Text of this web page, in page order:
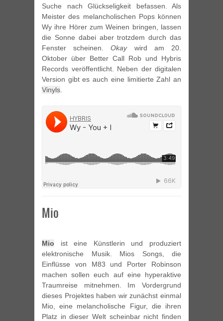
Suche nach Glückseligkeit befassen. Als
Meister des melancholischen Pops können
Wy ihre Hörer zum Weinen bringen, lassen
die Sonne dabei aber trotzdem durch das
Fenster scheinen.Okaywird am 20.
Oktober über Better Call Rob und Hybris
Records veröffentlicht. Neben der digitalen
Version gibt es auch eine limitierte Zahl an
Vinyls
Mio
Mio ist eine Künstlerin und produziert
elektronische Musik. Mios Songs, die
Einflüsse von M83 und Porter Robinson
machen sollen euch auf eine hyperaktive
Traumreise mitnehmen. Im Vordergrund
dieses Projektes haben wir zunächst einmal
Mio, eine melancholische Figur, die ihren
Platz in dieser Welt scheinbar nicht finden